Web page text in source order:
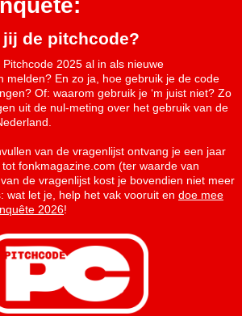
de pitchcode?
2025 al in als nieuwe
melden? En zo ja, hoe gebruik je de code
Of: waarom gebruik je ‘m juist niet? Zo
uit de nul-meting over het gebruik van de
van de vragenlijst ontvang je een jaar
fonkmagazine.com (ter waarde van
de vragenlijst kost je bovendien niet meer
wat let je, help het vak vooruit en doe mee
2026!